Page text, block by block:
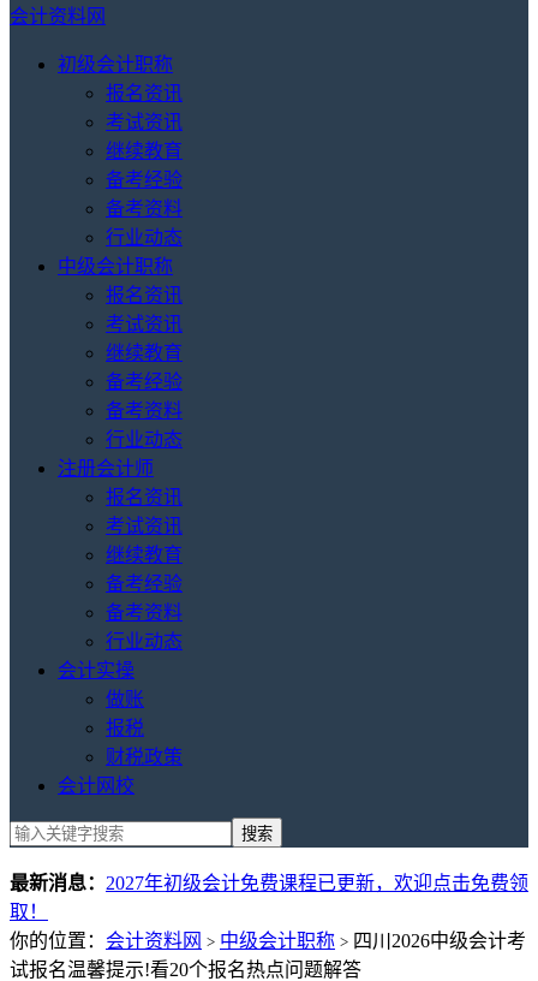
会计资料网
初级会计职称
报名资讯
考试资讯
继续教育
备考经验
备考资料
行业动态
中级会计职称
报名资讯
考试资讯
继续教育
备考经验
备考资料
行业动态
注册会计师
报名资讯
考试资讯
继续教育
备考经验
备考资料
行业动态
会计实操
做账
报税
财税政策
会计网校
最新消息： 2027年初级会计免费课程已更新，欢迎点击免费领
取！
你的位置： 会计资料网 > 中级会计职称 > 四川2026中级会计考
试报名温馨提示!看20个报名热点问题解答